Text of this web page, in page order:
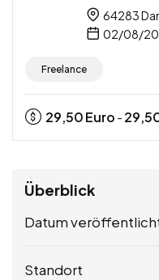
64283
02/08/
Freelance
29,50Euro -
Überblick
Datum
Standort